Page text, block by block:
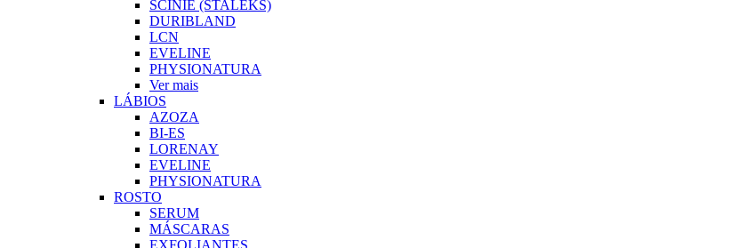
SCINIE (STALEKS)
DURIBLAND
LCN
EVELINE
PHYSIONATURA
Ver mais
LÁBIOS
AZOZA
BI-ES
LORENAY
EVELINE
PHYSIONATURA
ROSTO
SERUM
MÁSCARAS
EXFOLIANTES